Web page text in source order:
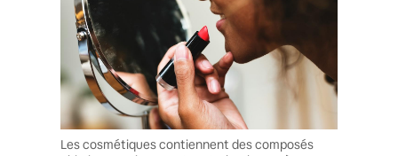
Les cosmétiques contiennent des composés